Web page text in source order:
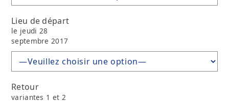
Lieu de départ
le jeudi 28
septembre 2017
Retour
variantes 1 et 2